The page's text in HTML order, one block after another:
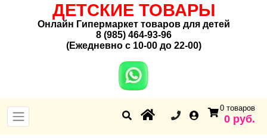
ДЕТСКИЕ ТОВАРЫ
Онлайн Гипермаркет товаров для детей
8 (985) 464-93-96
(Ежедневно с 10-00 до 22-00)
0 товаров
0 руб.